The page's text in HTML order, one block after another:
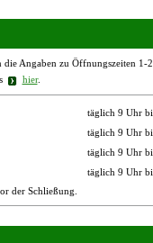
die Angaben zu Öffnungszeiten
hier.
täglich 9 Uhr
täglich 9 Uhr
täglich 9 Uhr
täglich 9 Uhr
der Schließung.